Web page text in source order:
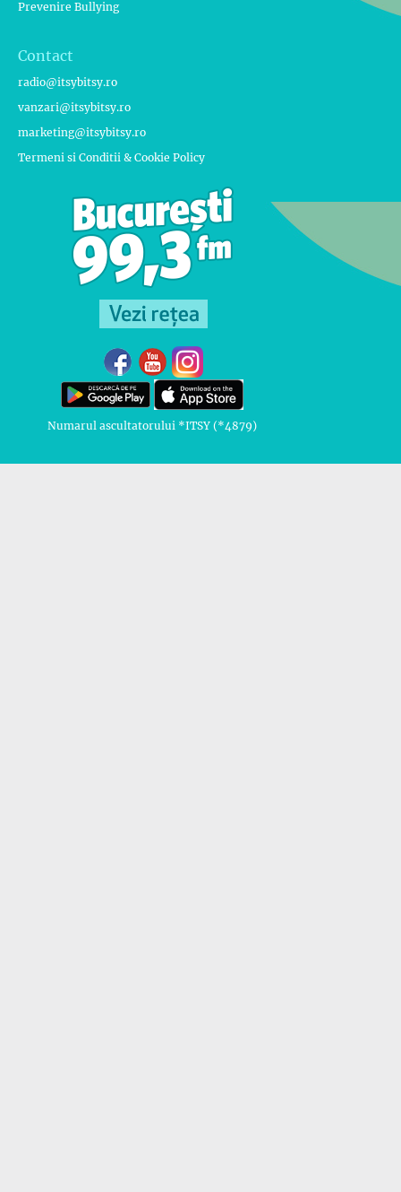
Prevenire Bullying
Contact
radio@itsybitsy.ro
vanzari@itsybitsy.ro
marketing@itsybitsy.ro
Termeni si Conditii & Cookie Policy
Numarul ascultatorului *ITSY (*4879)